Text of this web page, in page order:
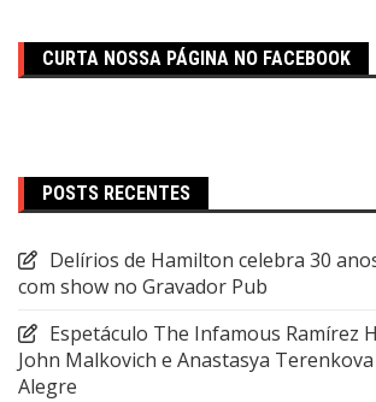
CURTA NOSSA PÁGINA NO FACEBOOK
POSTS RECENTES
Delírios de Hamilton celebra 30
com show no Gravador Pub
Espetáculo The Infamous Ramírez
John Malkovich e Anastasya
Alegre